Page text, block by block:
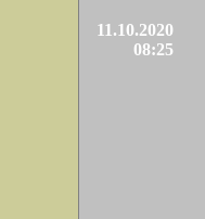
11.10.2020
08:25